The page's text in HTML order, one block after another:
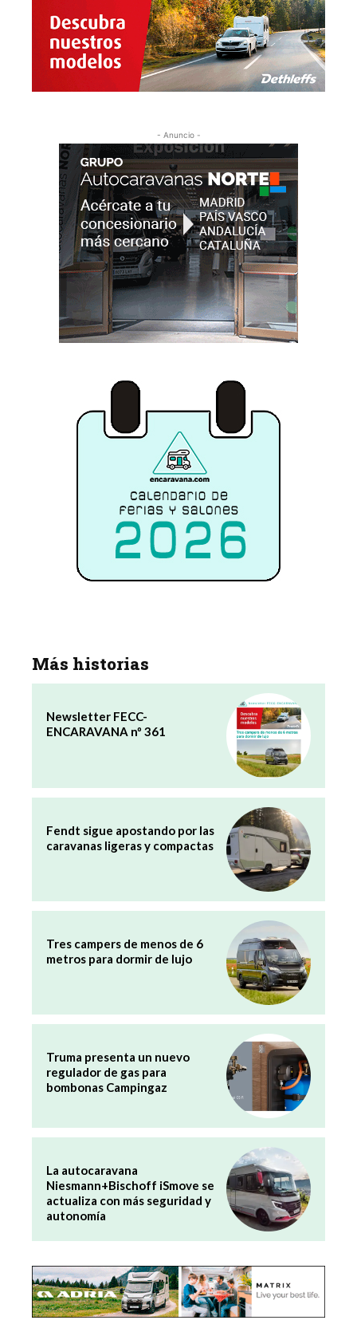
- Anuncio -
Más historias
Newsletter FECC-
ENCARAVANA nº 361
Fendt sigue apostando por las
caravanas ligeras y compactas
Tres campers de menos de 6
metros para dormir de lujo
Truma presenta un nuevo
regulador de gas para
bombonas Campingaz
La autocaravana
Niesmann+Bischoff iSmove se
actualiza con más seguridad y
autonomía